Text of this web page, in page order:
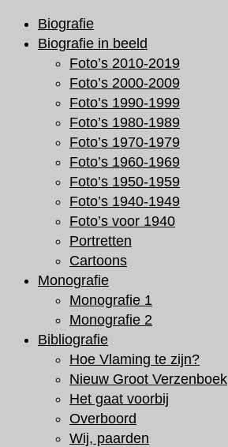
naar
Biografie
Biografie in beeld
Foto’s 2010-2019
Foto’s 2000-2009
Foto’s 1990-1999
Foto’s 1980-1989
Foto’s 1970-1979
Foto’s 1960-1969
Foto’s 1950-1959
Foto’s 1940-1949
Foto’s voor 1940
Portretten
Cartoons
Monografie
Monografie 1
Monografie 2
Bibliografie
Hoe Vlaming te zijn?
Nieuw Groot Verzenboek
Het gaat voorbij
Overboord
Wij, paarden